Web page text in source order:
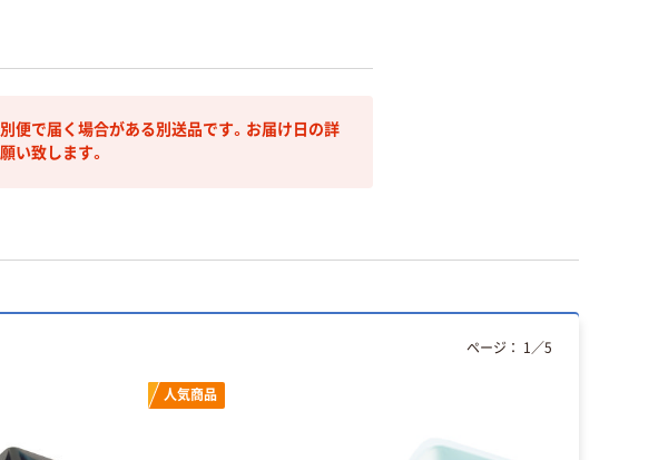
便で届く場合がある別送品です。お届け日の詳
い致します。
人気商品
ページ： 1 ／5